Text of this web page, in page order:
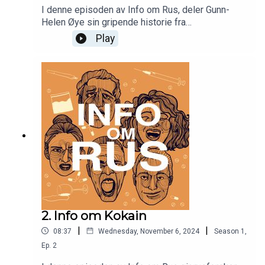
I denne episoden av Info om Rus, deler Gunn-
Helen Øye sin gripende historie fra
alkoholavhengighet til et liv uten alkohol. Hun
snakker åpent om sorgen som førte til
avhengighet, utfordringene hun møtte som
alkoholavhengig, og hvordan støtte og fellesskap
ble avgjørende på veien mot tilfriskning. En ærlig
samtale om skam og kraften i åpenhet – og
viktigheten av å bryte ned stigmaet rundt
rusproblemer.
Play
2. Info om Kokain
08:37 | Wednesday, November 6, 2024 | Season 1
Ep. 2